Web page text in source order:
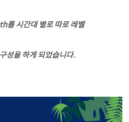
를 시간대 별로 따로 레벨
성을 하게 되었습니다.